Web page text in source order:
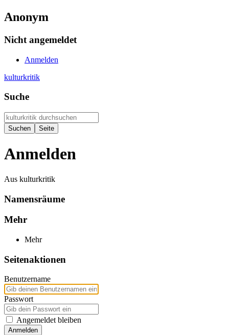
Anonym
Nicht angemeldet
Anmelden
kulturkritik
Suche
Anmelden
Aus kulturkritik
Namensräume
Mehr
Mehr
Seitenaktionen
Benutzername
Passwort
Angemeldet bleiben
Anmelden